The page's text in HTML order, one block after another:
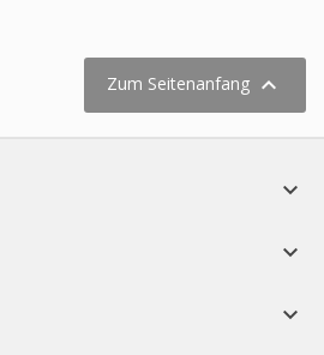
Zum Seitenanfang 


